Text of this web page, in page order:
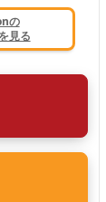
の
見る